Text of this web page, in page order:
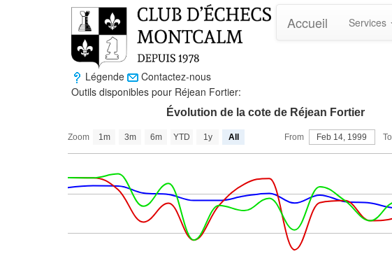
Accueil Services
Légende
Contactez-nous
Outils disponibles pour Réjean Fortier:
Zoom From Feb 14, 1999 To
Évolution de la cote de Réjean Fortier
1m 3m 6m YTD 1y All